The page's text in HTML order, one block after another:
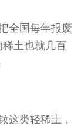
全国每年报废
土也就几百
这类轻稀土，